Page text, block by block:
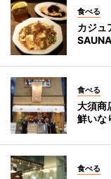
食べる
カジ
食べる
大須商
鮮いな
食べる